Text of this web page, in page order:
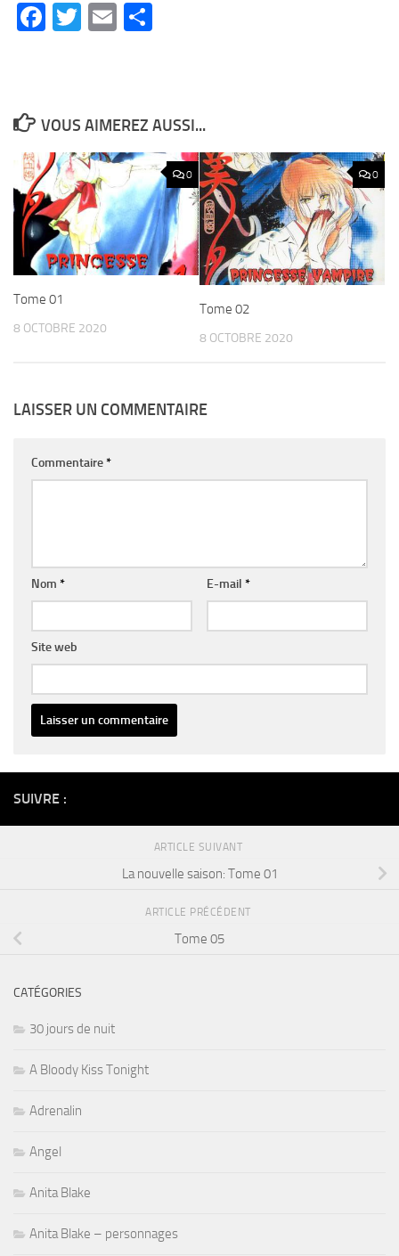
Facebook
Twitter
Email
VOUS AIMEREZ AUSSI...
0
Tome 01
8 OCTOBRE 2020
0
Tome 02
8 OCTOBRE 2020
LAISSER UN COMMENTAIRE
Commentaire*
Nom * E-mail *
Site web
SUIVRE :
ARTICLE SUIVANT
La nouvelle saison: Tome 01
ARTICLE PRÉCÉDENT
Tome 05
CATÉGORIES
30 jours de nuit
A Bloody Kiss Tonight
Adrenalin
Angel
Anita Blake
Anita Blake – personnages